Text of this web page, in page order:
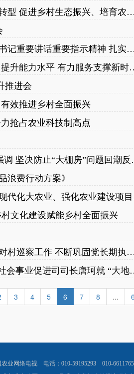
农业农村部召开常务会议 研究加快农业发展全面绿色转型 促进乡村生态振兴、培育农业企业等工作
农业农村部党组召开会议强调 深入学习贯彻习近平总书记重要讲话重要指示精神 扎实做好“一带一路”农业合作、农村民生领域工作
韩俊在农业农村部直属单位调研时强
推进会
效推进乡村全面振兴
抢占农业科技制高点
农业农村部召开“
浪费行动方案》
文化建设赋能乡村全面振兴
李希在对村巡察工作推进座谈会上强调 扎实深入开展对村巡察工作 不断巩固党长期执政的政治根基
共襄“大地流彩”乡村文化嘉年华 ——
3 4 5 6 7 8 ...
业网络电视    电话：010-59195293    010-